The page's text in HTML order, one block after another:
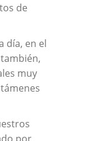
de
día, en el
muy